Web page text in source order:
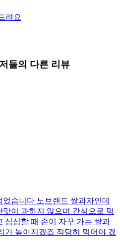
려요
들의 다른 리뷰
습니다 노브랜드 쌀과자인데
이 과하지 않으며 간식으로 먹
심심할 때 손이 자꾸 가는 쌀과
가 높아지겠죠 적당히 먹어야 겠